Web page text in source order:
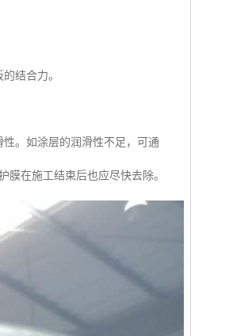
结合力。
。如涂层的润滑性不足，可通
在施工结束后也应尽快去除。